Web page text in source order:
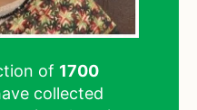
of 1700
collected